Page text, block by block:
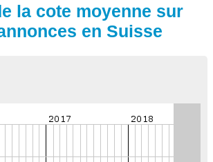
la cote moyenne sur
en Suisse